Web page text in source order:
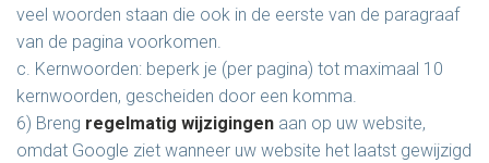
veel woorden staan die ook in de eerste van de paragraaf
van de pagina voorkomen.
c. Kernwoorden: beperk je (per pagina) tot maximaal 10
kernwoorden, gescheiden door een komma.
6) Breng regelmatig wijzigingen aan op uw website,
omdat Google ziet wanneer uw website het laatst gewijzigd